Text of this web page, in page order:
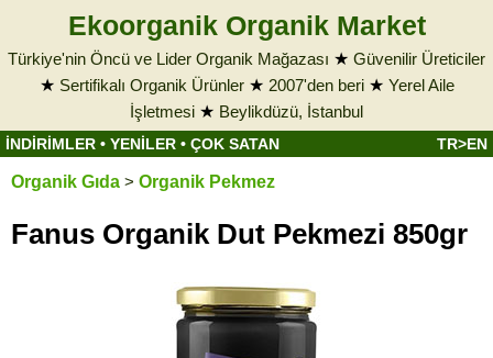
Ekoorganik Organik Market
Türkiye'nin Öncü ve Lider Organik Mağazası ★ Güvenilir Üreticiler
★ Sertifikalı Organik Ürünler★ 2007'den beri★ Yerel Aile
İşletmesi ★ Beylikdüzü, İstanbul
İNDİRİMLER • YENİLER • ÇOK SATAN TR>EN
Organik Gıda > Organik Pekmez
Fanus Organik Dut Pekmezi 850gr